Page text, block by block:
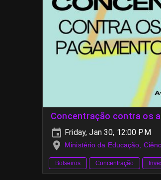
Concentração contra os
Friday, Jan 30, 12:00 PM
Ministério da Educação,
Bolseiros Concentração